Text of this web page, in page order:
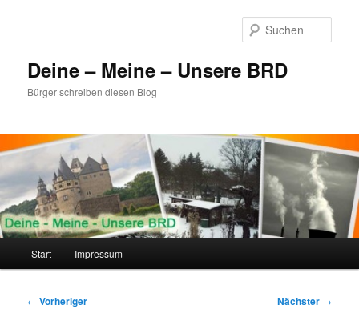
Deine – Meine – Unsere BRD
Bürger schreiben diesen Blog
Start Impressum
Beitragsnavigation
← Vorheriger Nächster →